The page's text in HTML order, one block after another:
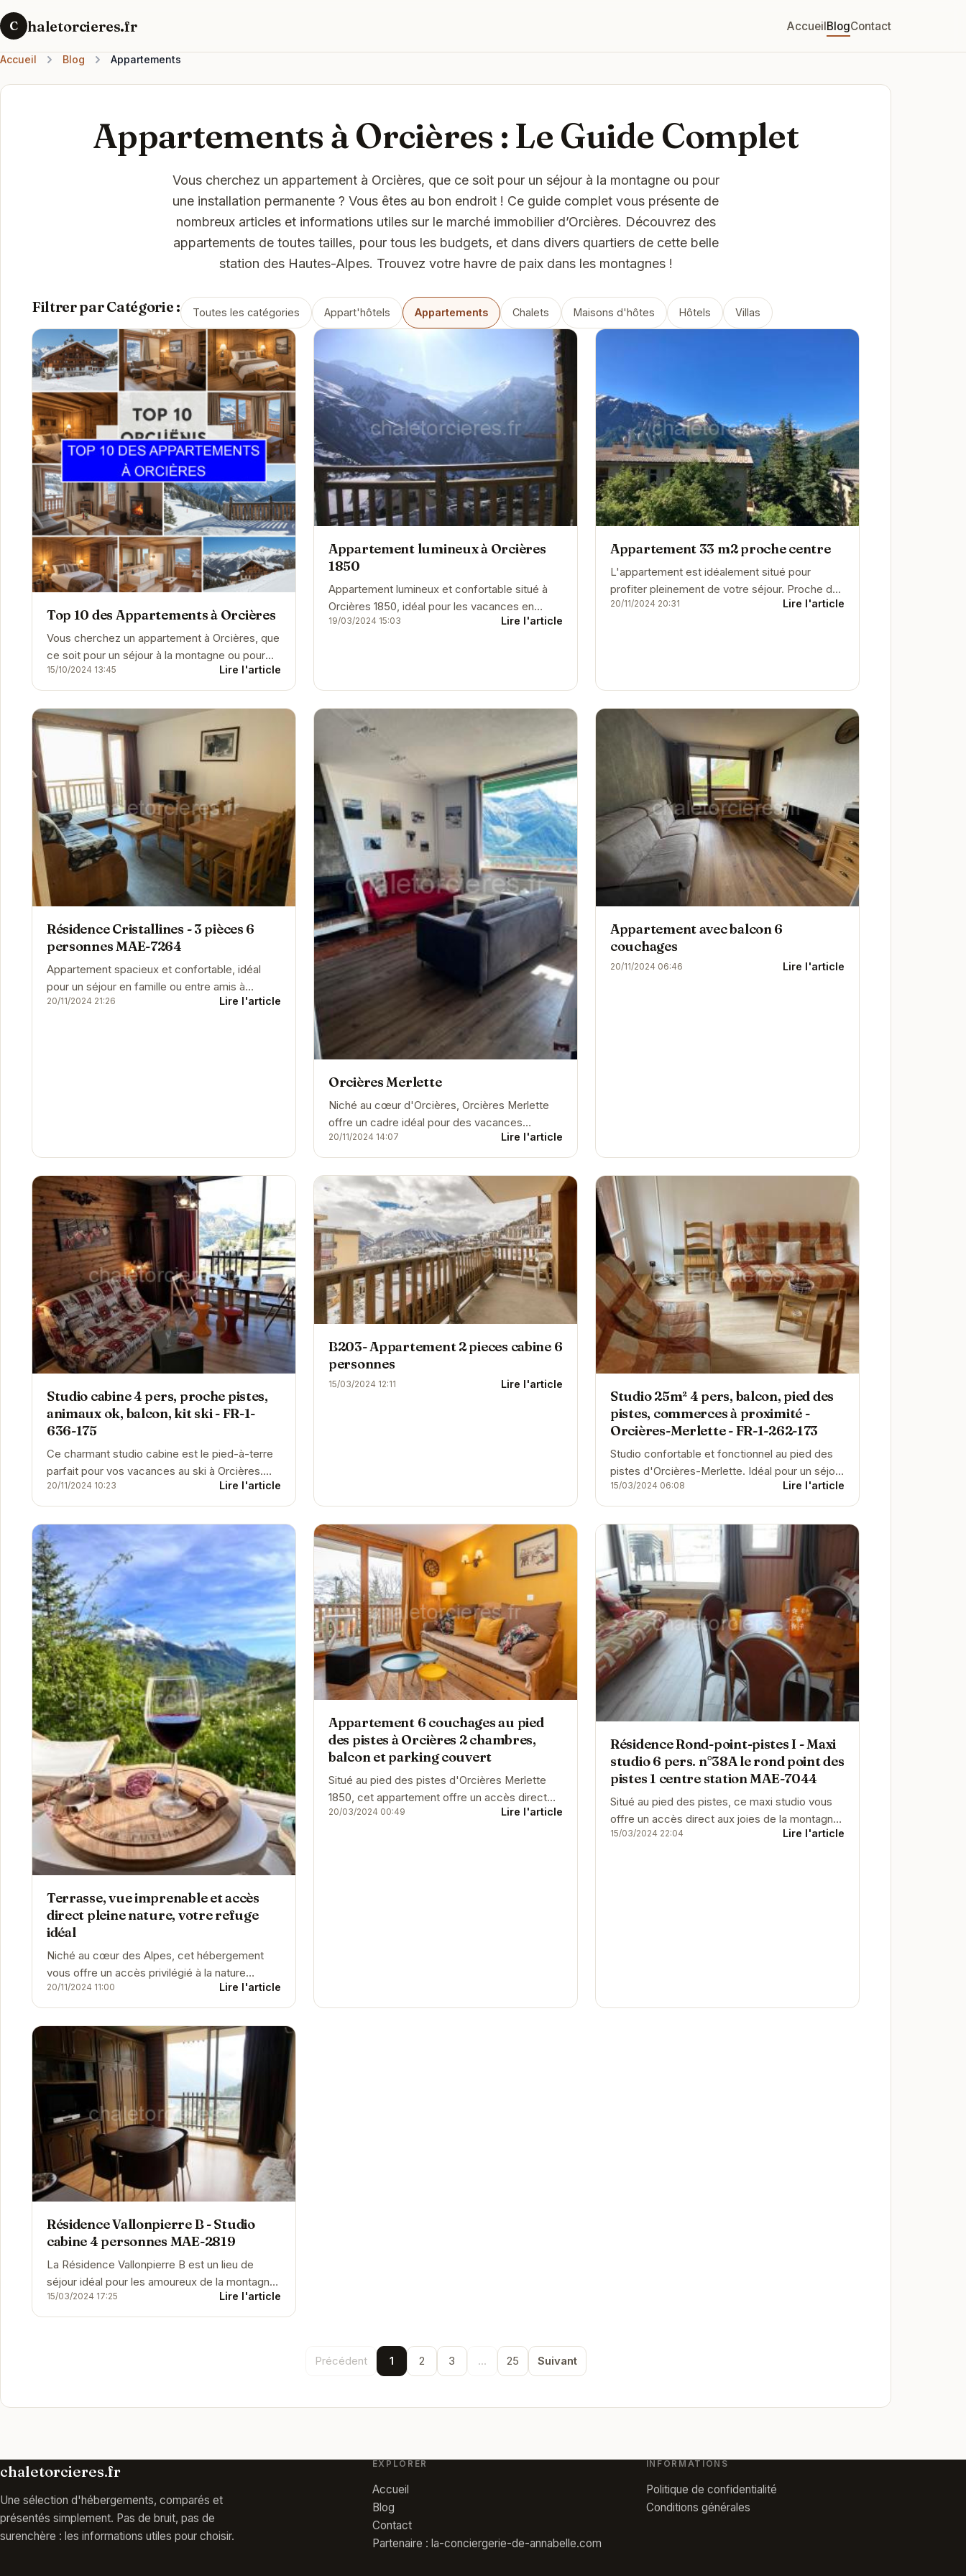
C haletorcieres.fr AccueilBlogContact
Accueil Blog Appartements
Appartements à Orcières : Le Guide Complet
Vous cherchez un appartement à Orcières, que ce soit pour un séjour à la montagne ou pour
une installation permanente ? Vous êtes au bon endroit ! Ce guide complet vous présente de
nombreux articles et informations utiles sur le marché immobilier d’Orcières. Découvrez des
appartements de toutes tailles, pour tous les budgets, et dans divers quartiers de cette belle
station des Hautes-Alpes. Trouvez votre havre de paix dans les montagnes !
Filtrer par Catégorie : Toutes les catégories Appart'hôtels Appartements Chalets Maisons d'hôtes Hôtels Villas
Top 10 des Appartements à Orcières
Vous cherchez un appartement à Orcières, que
ce soit pour un séjour à la montagne ou pour
une installation permanente ? Vous êtes au bon
endroit ! Ce...
15/10/2024 13:45 Lire l'article
Appartement lumineux à Orcières
1850
Appartement lumineux et confortable situé à
Orcières 1850, idéal pour les vacances en
famille ou entre amis. Proche des pistes de ski
19/03/2024 15:03 Lire l'article
Appartement 33 m2 proche centre
L'appartement est idéalement situé pour
profiter pleinement de votre séjour. Proche de
toutes commodités, vous pourrez accéder
20/11/2024 20:31 Lire l'article
Résidence Cristallines - 3 pièces 6
personnes MAE-7264
Appartement spacieux et confortable, idéal
pour un séjour en famille ou entre amis à
Orcières. Profitez de la proximité des pistes de
20/11/2024 21:26 Lire l'article
Orcières Merlette
Niché au cœur d'Orcières, Orcières Merlette
offre un cadre idéal pour des vacances
relaxantes. L'établissement propose des
chambres...
20/11/2024 14:07 Lire l'article
Appartement avec balcon 6
couchages
20/11/2024 06:46 Lire l'article
Studio cabine 4 pers, proche pistes,
animaux ok, balcon, kit ski - FR-1-
636-175
Ce charmant studio cabine est le pied-à-terre
parfait pour vos vacances au ski à Orcières.
Proche des pistes, il peut accueillir jusqu'à 4...
20/11/2024 10:23 Lire l'article
B203- Appartement 2 pieces cabine 6
personnes
15/03/2024 12:11 Lire l'article
Studio 25m² 4 pers, balcon, pied des
pistes, commerces à proximité -
Orcières-Merlette - FR-1-262-173
Studio confortable et fonctionnel au pied des
pistes d'Orcières-Merlette. Idéal pour un séjour
au ski en famille ou entre amis.
15/03/2024 06:08 Lire l'article
Terrasse, vue imprenable et accès
direct pleine nature, votre refuge
idéal
Niché au cœur des Alpes, cet hébergement
vous offre un accès privilégié à la nature
environnante, tout en bénéficiant du confort
d'une...
20/11/2024 11:00 Lire l'article
Appartement 6 couchages au pied
des pistes à Orcières 2 chambres,
balcon et parking couvert
Situé au pied des pistes d'Orcières Merlette
1850, cet appartement offre un accès direct
aux remontées mécaniques. Il dispose de deux
20/03/2024 00:49 Lire l'article
Résidence Rond-point-pistes I - Maxi
studio 6 pers. n°38A le rond point des
pistes 1 centre station MAE-7044
Situé au pied des pistes, ce maxi studio vous
offre un accès direct aux joies de la montagne.
Avec une capacité d'accueil de 6 personnes, il
15/03/2024 22:04 Lire l'article
Résidence Vallonpierre B - Studio
cabine 4 personnes MAE-2819
La Résidence Vallonpierre B est un lieu de
séjour idéal pour les amoureux de la montagne.
Située à Orcières, elle offre un accès facile
aux...
15/03/2024 17:25 Lire l'article
Précédent 1 2 3 ... 25 Suivant
chaletorcieres.fr
Une sélection d'hébergements, comparés et
présentés simplement. Pas de bruit, pas de
surenchère : les informations utiles pour choisir.
EXPLORER
Accueil
Blog
Contact
Partenaire : la-conciergerie-de-annabelle.com
INFORMATIONS
Politique de confidentialité
Conditions générales